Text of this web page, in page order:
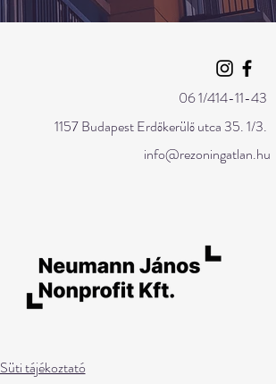
06 1/414-11-43
1157 Budapest Erdőkerülő utca 35. 1/3.
info@rezoningatlan.hu
Süti tájékoztató